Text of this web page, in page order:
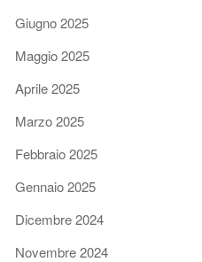
Giugno 2025
Maggio 2025
Aprile 2025
Marzo 2025
Febbraio 2025
Gennaio 2025
Dicembre 2024
Novembre 2024